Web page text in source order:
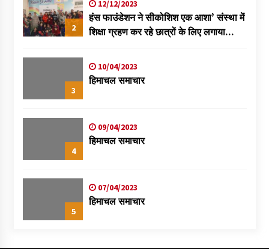
2
12/12/2023
हंस फाउंडेशन ने सीकोशिश एक आशा’ संस्था में
शिक्षा ग्रहण कर रहे छात्रों के लिए लगाया
3
10/04/2023
हिमाचल समाचार
4
09/04/2023
हिमाचल समाचार
5
07/04/2023
हिमाचल समाचार